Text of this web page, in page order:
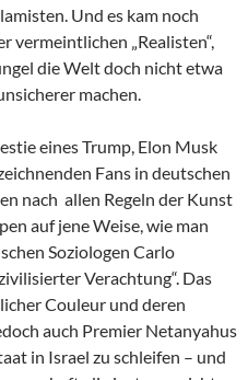
Und es kam noch
vermeintlichen „Realisten“,
die Welt doch nicht etwa
machen.
eines Trump, Elon Musk
Fans in deutschen
nach allen Regeln der Kunst
auf jene Weise, wie man
Soziologen Carlo
Verachtung“. Das
Couleur und deren
auch Premier Netanyahus
in Israel zu schleifen – und